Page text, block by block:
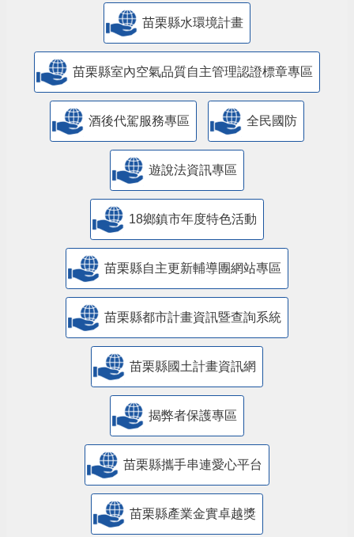
苗栗縣水環境計畫
苗栗縣室內空氣品質自主管理認證標章專區
酒後代駕服務專區 全民國防
遊說法資訊專區
18鄉鎮市年度特色活動
苗栗縣自主更新輔導團網站專區
苗栗縣都市計畫資訊暨查詢系統
苗栗縣國土計畫資訊網
揭弊者保護專區
苗栗縣攜手串連愛心平台
苗栗縣產業金實卓越獎